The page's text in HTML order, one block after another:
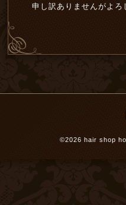
申し訳ありませんがよ
©2026 hair shop